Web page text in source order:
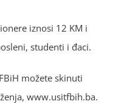
iznosi 12 KM i
studenti i đaci.
možete skinuti
www.usitfbih.ba.